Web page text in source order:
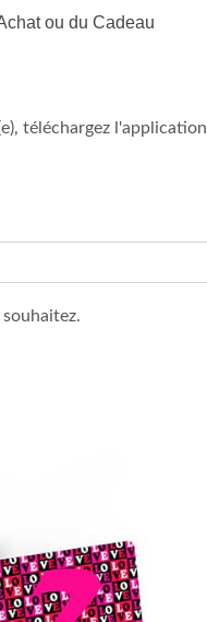
ou du Cadeau
téléchargez l'application